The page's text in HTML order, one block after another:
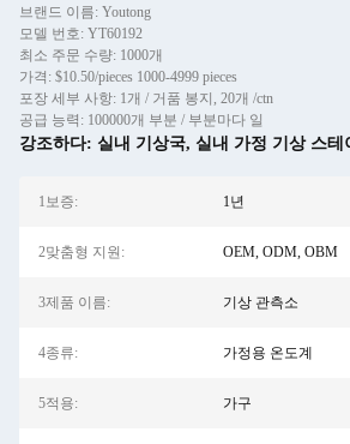
브랜드 이름: Youtong
모델 번호: YT60192
최소 주문 수량: 1000개
가격: $10.50/pieces 1000-4999 pieces
포장 세부 사항: 1개 / 거품 봉지, 20개 /ctn
공급 능력: 100000개 부분 / 부분마다 일
강조하다: 실내 기상국, 실내 가정 기상 스테
1보증: 1년
2맞춤형 지원: OEM, ODM, OBM
3제품 이름: 기상 관측소
4종류: 가정용 온도계
5적용: 가구